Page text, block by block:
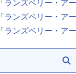
「ランズベリー・ア
「ランズベリー・ア
「ランズベリー・ア